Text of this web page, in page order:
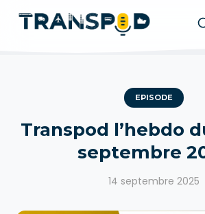
EPISODE
Transpod l’hebdo
septembre
14 septembre 2025